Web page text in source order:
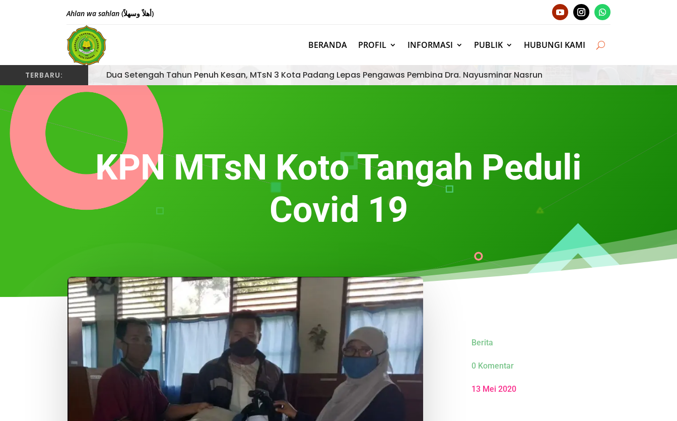
Ahlan wa sahlan (أهلاً وسهلاً)
BERANDA PROFIL INFORMASI PUBLIK HUBUNGI KAMI
TERBARU: Dua Setengah Tahun Penuh Kesan, MTsN 3 Kota Padang Lepas Pengawas Pembina Dra. Nayusminar Nasrun
KPN MTsN Koto Tangah Peduli
Covid 19​
Berita
0 Komentar
13 Mei 2020